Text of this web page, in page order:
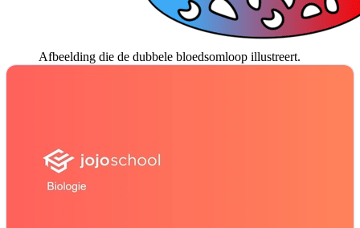
Afbeelding die de dubbele bloedsomloop illustreert.